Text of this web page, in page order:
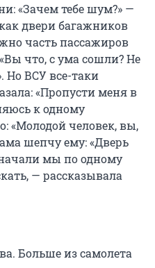
«Зачем тебе шум?» —
двери багажников
часть пассажиров
что, с ума сошли? Не
Но ВСУ все-таки
«Пропусти меня в
к одному
«Молодой человек, вы,
шепчу ему: «Дверь
начали мы по одному
— рассказывала
Больше из самолета